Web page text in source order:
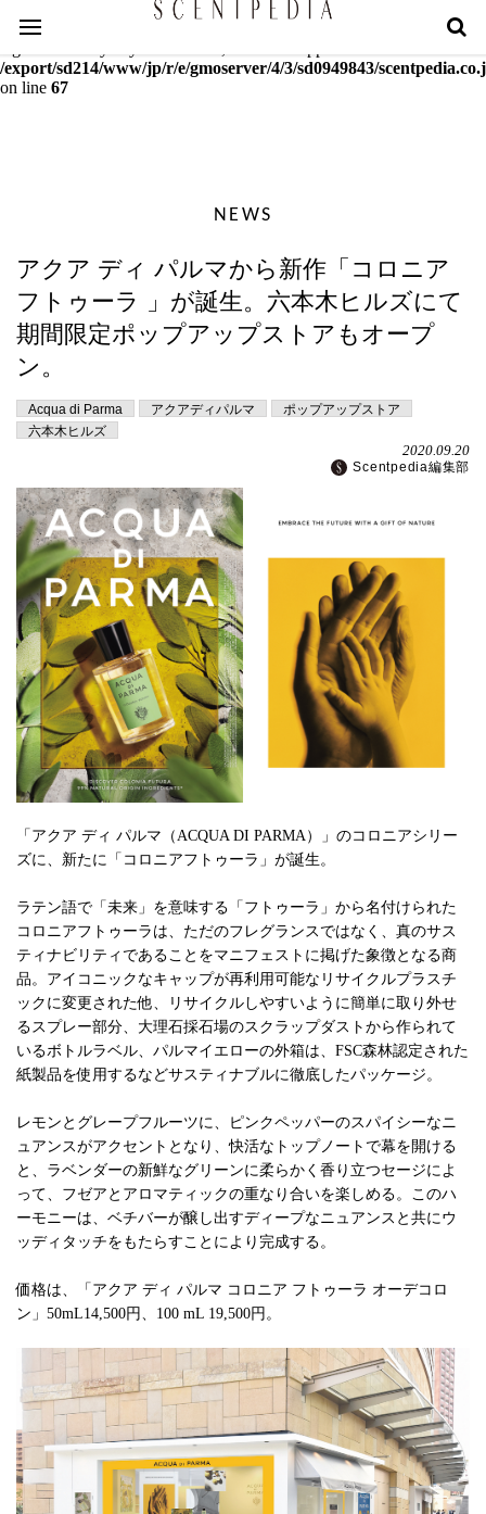
Warning
: mcrypt_decrypt(): Key of size 18 not supported by this
/export/sd214/www/jp/r/e/gmoserver/4/3/sd0949843/
on line 67
NEWS
アクア ディ パルマから新作「コロニア
フトゥーラ 」が誕生。六本木ヒルズにて
期間限定ポップアップストアもオープ
ン。
Acqua di Parma アクアディパルマ
ポップアップストア
六本木ヒルズ
2020.09.20
Scentpedia編集部
「アクア ディ パルマ（ACQUA DI PARMA）」のコロニアシリー
ズに、新たに「コロニアフトゥーラ」が誕生。
ラテン語で「未来」を意味する「フトゥーラ」から名付けられた
コロニアフトゥーラは、ただのフレグランスではなく、真のサス
ティナビリティであることをマニフェストに掲げた象徴となる商
品。アイコニックなキャップが再利用可能なリサイクルプラスチ
ックに変更された他、リサイクルしやすいように簡単に取り外せ
るスプレー部分、大理石採石場のスクラップダストから作られて
いるボトルラベル、パルマイエローの外箱は、FSC森林認定された
紙製品を使用するなどサスティナブルに徹底したパッケージ。
レモンとグレープフルーツに、ピンクペッパーのスパイシーなニ
ュアンスがアクセントとなり、快活なトップノートで幕を開ける
と、ラベンダーの新鮮なグリーンに柔らかく香り立つセージによ
って、フゼアとアロマティックの重なり合いを楽しめる。このハ
ーモニーは、ベチバーが醸し出すディープなニュアンスと共にウ
ッディタッチをもたらすことにより完成する。
価格は、「アクア ディ パルマ コロニア フトゥーラ オーデコロ
ン」50mL14,500円、100 mL 19,500円。